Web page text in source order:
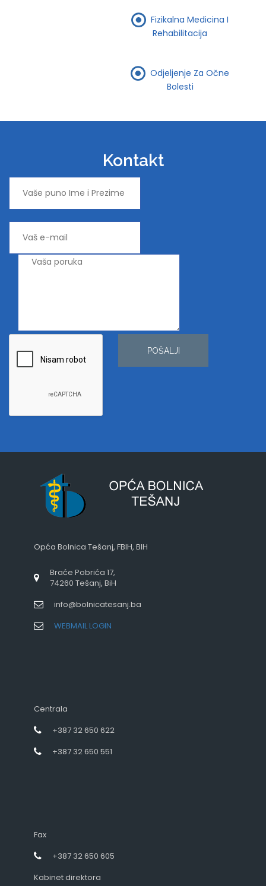
Fizikalna Medicina I
Rehabilitacija
Odjeljenje Za Očne
Bolesti
Kontakt
POŠALJI
Opća Bolnica Tešanj, FBIH, BIH
Braće Pobrića 17,
74260 Tešanj, BiH
info@bolnicatesanj.ba
WEBMAIL LOGIN
Centrala
+387 32 650 622
+387 32 650 551
Fax
+387 32 650 605
Kabinet direktora